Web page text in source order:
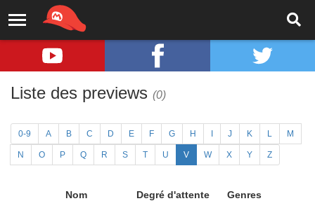
Liste des previews (0)
0-9 A B C D E F G H J K L M
N O P Q R S T U V W X Y Z
Nom Degré d'attente Genres